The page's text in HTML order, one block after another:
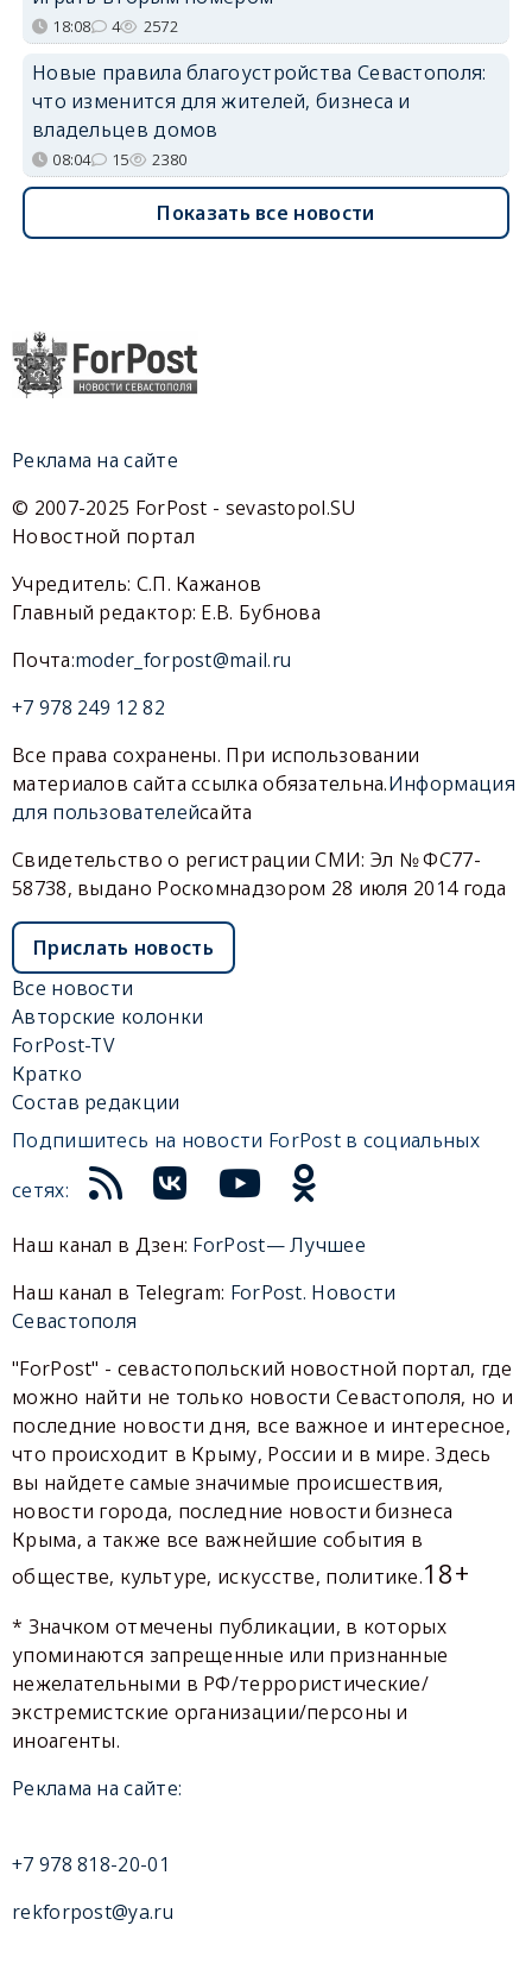
18:08 4 2572
Новые правила благоустройства Севастополя:
что изменится для жителей, бизнеса и
владельцев домов
08:04 15 2380
Показать все новости
Реклама на сайте
© 2007-2025 ForPost - sevastopol.SU
Новостной портал
Учредитель: С.П. Кажанов
Главный редактор: Е.В. Бубнова
Почта:moder_forpost@mail.ru
+7 978 249 12 82
Все права сохранены. При использовании
материалов сайта ссылка обязательна.Информация
для пользователейсайта
Свидетельство о регистрации СМИ: Эл № ФС77-
58738, выдано Роскомнадзором 28 июля 2014 года
Прислать новость
Все новости
Авторские колонки
ForPost-TV
Кратко
Состав редакции
Подпишитесь на новости ForPost в социальных
сетях:
Наш канал в Дзен: ForPost— Лучшее
Наш канал в Telegram: ForPost. Новости
Севастополя
"ForPost" - севастопольский новостной портал, где
можно найти не только новости Севастополя, но и
последние новости дня, все важное и интересное,
что происходит в Крыму, России и в мире. Здесь
вы найдете самые значимые происшествия,
новости города, последние новости бизнеса
Крыма, а также все важнейшие события в
обществе, культуре, искусстве, политике.18+
* Значком отмечены публикации, в которых
упоминаются запрещенные или признанные
нежелательными в РФ/террористические/
экстремистские организации/персоны и
иноагенты.
Реклама на сайте:
+7 978 818-20-01
rekforpost@ya.ru